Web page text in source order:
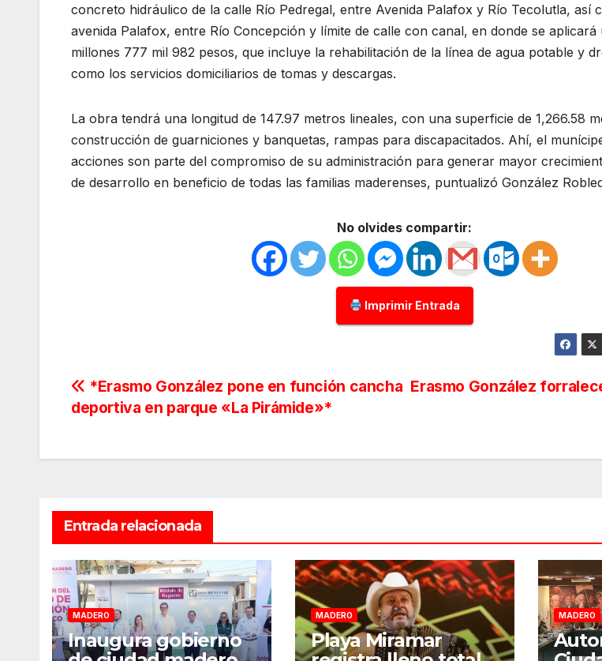
concreto hidráulico de la calle Río Pedregal, entre Avenida Palafox y Río Tecolutla, así
avenida Palafox, entre Río Concepción y límite de calle con canal, en donde se aplicará
millones 777 mil 982 pesos, que incluye la rehabilitación de la línea de agua potable y
como los servicios domiciliarios de tomas y descargas.
La obra tendrá una longitud de 147.97 metros lineales, con una superficie de 1,266.58
construcción de guarniciones y banquetas, rampas para discapacitados. Ahí, el
acciones son parte del compromiso de su administración para generar mayor
de desarrollo en beneficio de todas las familias maderenses, puntualizó González
No olvides compartir:
Imprimir Entrada
Navegación
de
entradas
Erasmo González
*Erasmo González pone en función cancha
deportiva en parque «La Pirámide»*
Entrada relacionada
MADERO
Inaugura gobierno
MADERO
Playa Miramar
MADERO